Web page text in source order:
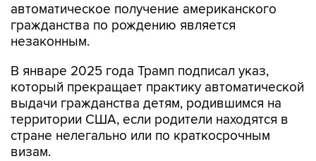
автоматическое получение американского
гражданства по рождению является
незаконным.
В январе 2025 года Трамп подписал указ,
который прекращает практику автоматической
выдачи гражданства детям, родившимся на
территории США, если родители находятся в
стране нелегально или по краткосрочным
визам.